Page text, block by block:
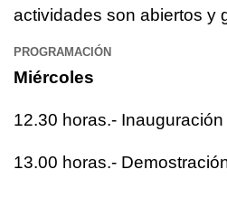
actividades son abiertos y
PROGRAMACIÓN
Miércoles
12.30 horas.- Inauguración
13.00 horas.-